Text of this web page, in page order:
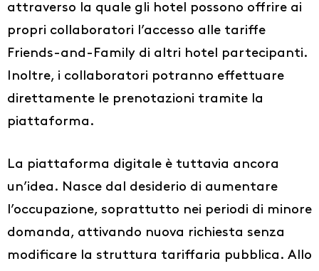
attraverso la quale gli hotel possono offrire ai
propri collaboratori l’accesso alle tariffe
Friends-and-Family di altri hotel partecipanti.
Inoltre, i collaboratori potranno effettuare
direttamente le prenotazioni tramite la
piattaforma.
La piattaforma digitale è tuttavia ancora
un’idea. Nasce dal desiderio di aumentare
l’occupazione, soprattutto nei periodi di minore
domanda, attivando nuova richiesta senza
modificare la struttura tariffaria pubblica. Allo